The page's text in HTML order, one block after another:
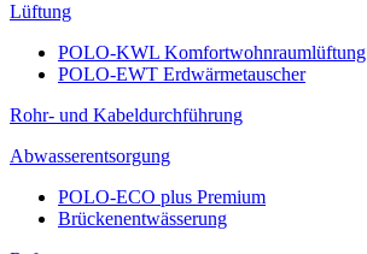
Lüftung
POLO-KWL Komfortwohnraumlüftung
POLO-EWT Erdwärmetauscher
Rohr- und Kabeldurchführung
Abwasserentsorgung
POLO-ECO plus Premium
Brückenentwässerung